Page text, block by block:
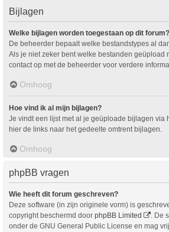
Bijlagen
Welke bijlagen worden toegestaan op dit forum?
De beheerder bepaalt welke bestandstypes al
Als je niet zeker bent welke bestanden geüpload
contact op met de beheerder voor verdere
Omhoog
Hoe vind ik al mijn bijlagen?
Je vindt een lijst met al je geüploade bijlagen via
hier de links naar het gedeelte omtrent bijlagen.
Omhoog
phpBB vragen
Wie heeft dit forum geschreven?
Deze software (in zijn originele vorm) is
copyright beschermd door phpBB Limited
. De
onder de GNU General Public License en mag